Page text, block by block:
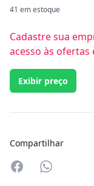
41 em estoque
Cadastre sua
acesso às ofertas
Exibir preço
Compartilhar